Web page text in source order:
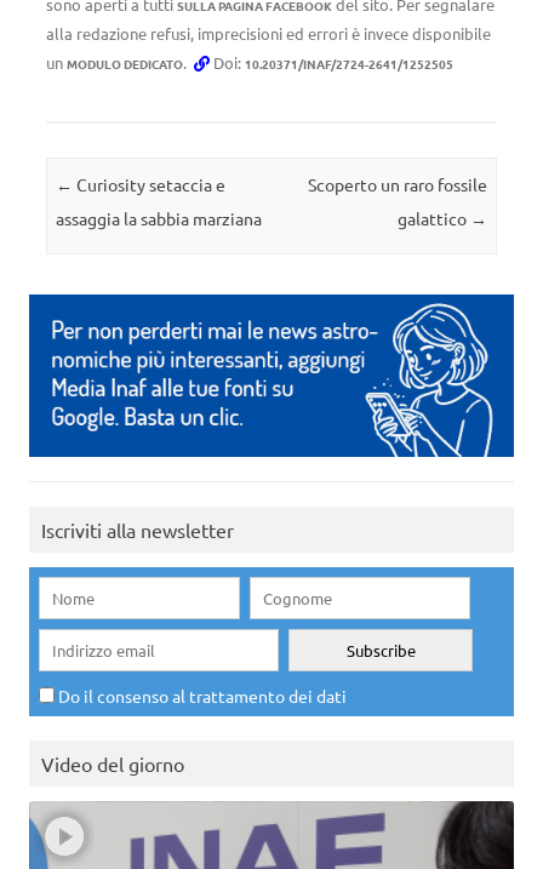
sono aperti a tutti SULLA PAGINA FACEBOOK del sito. Per segnalare
alla redazione refusi, imprecisioni ed errori è invece disponibile
un MODULO DEDICATO. Doi: 10.20371/INAF/2724-2641/1252505
Navigazione articolo
← Curiosity setaccia e
assaggia la sabbia marziana
Scoperto un raro fossile
galattico →
Iscriviti alla newsletter
Do il consenso al trattamento dei dati
Video del giorno